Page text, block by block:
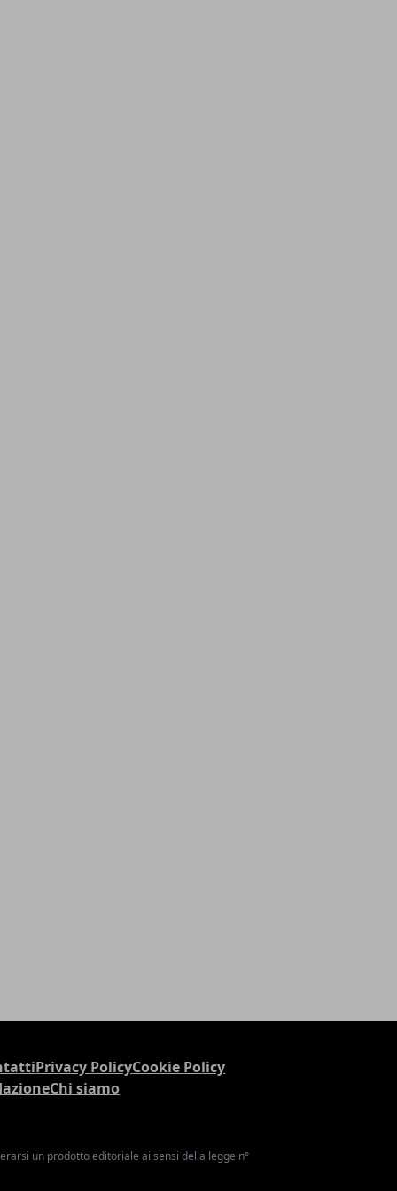
Privacy PolicyCookie Policy
Chi siamo
un prodotto editoriale ai sensi della legge n°